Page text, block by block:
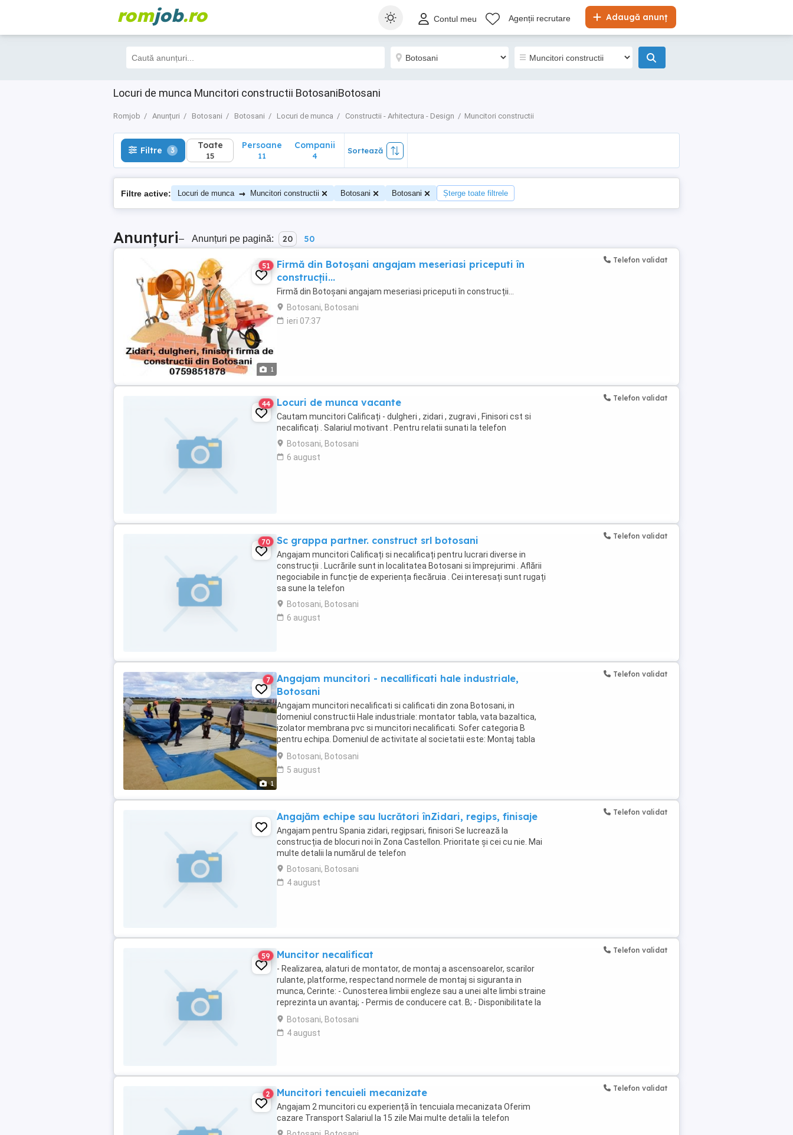
romjob.ro Adaugă anunț
Contul meu Agenții recrutare
Locuri de munca Muncitori constructii BotosaniBotosani
Romjob Anunțuri Botosani Botosani Locuri de munca Constructii - Arhitectura - Design Muncitori constructii
Filtre 3 Toate
15
Filtre 3 Toate
15
Persoane
11
Companii
4
Sortează
Filtre active: Locuri de munca → Muncitori constructii Botosani Botosani Șterge toate filtrele
Anunțuri– Anunțuri pe pagină: 20 50
1
51
Firmă din Botoșani angajam meseriasi priceputi în
construcții...
Firmă din Botoșani angajam meseriasi priceputi în construcții...
Botosani, Botosani
ieri 07:37
Telefon validat
44 Locuri de munca vacante
Cautam muncitori Calificați - dulgheri , zidari , zugravi , Finisori cst si
necalificați . Salariul motivant . Pentru relatii sunati la telefon
Botosani, Botosani
6 august
Telefon validat
70 Sc grappa partner. construct srl botosani
Angajam muncitori Calificați si necalificați pentru lucrari diverse in
construcții . Lucrările sunt in localitatea Botosani si împrejurimi . Aflării
negociabile in funcție de experiența fiecăruia . Cei interesați sunt rugați
sa sune la telefon
Botosani, Botosani
6 august
Telefon validat
1
7
Angajam muncitori - necallificati hale industriale,
Botosani
Angajam muncitori necalificati si calificati din zona Botosani, in
domeniul constructii Hale industriale: montator tabla, vata bazaltica,
izolator membrana pvc si muncitori necalificati. Sofer categoria B
pentru echipa. Domeniul de activitate al societatii este: Montaj tabla
cutata acoperis hale industriale Montaj ...
Botosani, Botosani
5 august
Telefon validat
Angajăm echipe sau lucrători înZidari, regips, finisaje
Angajam pentru Spania zidari, regipsari, finisori Se lucrează la
construcția de blocuri noi în Zona Castellon. Prioritate și cei cu nie. Mai
multe detalii la numărul de telefon
Botosani, Botosani
4 august
Telefon validat
59 Muncitor necalificat
- Realizarea, alaturi de montator, de montaj a ascensoarelor, scarilor
rulante, platforme, respectand normele de montaj si siguranta in
munca, Cerinte: - Cunosterea limbii engleze sau a unei alte limbi straine
reprezinta un avantaj; - Permis de conducere cat. B; - Disponibilitate la
deplasari; - Abilitate ...
Botosani, Botosani
4 august
Telefon validat
2 Muncitori tencuieli mecanizate
Angajam 2 muncitori cu experiență în tencuiala mecanizata Oferim
cazare Transport Salariul la 15 zile Mai multe detalii la telefon
Telefon validat